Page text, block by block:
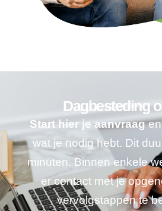
Dagbesteding
Start hier je aanvraagen
wat je nodig hebt. Dit
minuten. Binnen enkele
er contact met je
vervolgstappen te